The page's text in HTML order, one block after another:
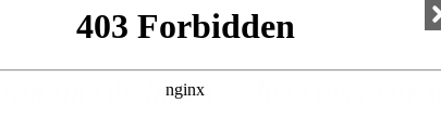
Domaine de Lanzac – Luxe avec